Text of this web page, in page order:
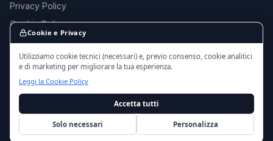
Privacy Policy
Cookie Policy
Termini e Condizioni
© 2016 - 2026 EmporioMotori.it — Tutti i diritti riservati.
Ricambi auto usati da autodemolizioni certificate in Italia.
Cookie e Privacy
Utilizziamo cookie tecnici (necessari) e, previo consenso, cookie analitici
e di marketing per migliorare la tua esperienza.
Leggi la Cookie Policy
Accetta tutti
Solo necessari Personalizza